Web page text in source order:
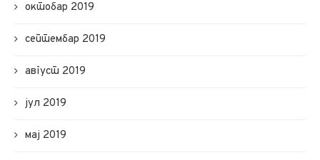
октобар 2019
септембар 2019
август 2019
јул 2019
мај 2019